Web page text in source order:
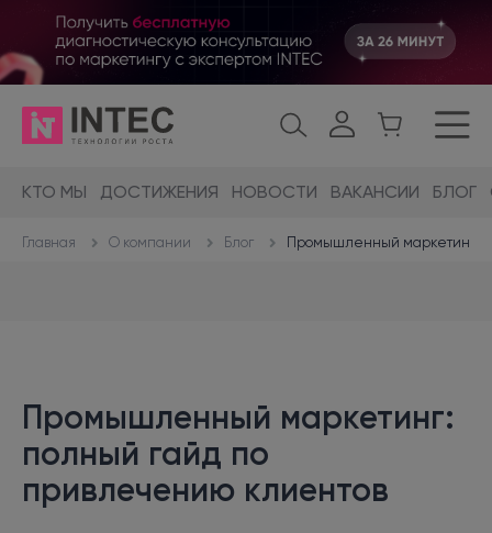
КТО МЫ ДОСТИЖЕНИЯ НОВОСТИ ВАКАНСИИ БЛОГ
Главная О компании Блог Промышленный маркетинг:
Промышленный маркетинг:
полный гайд по
привлечению клиентов